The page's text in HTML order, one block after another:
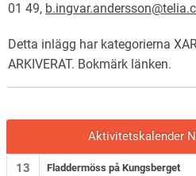
01 49,
Detta inlägg har kategorierna
ARKIVERAT. Bokmärk länken.
Aktivitetskalender
13
Fladdermöss på Kungsberget